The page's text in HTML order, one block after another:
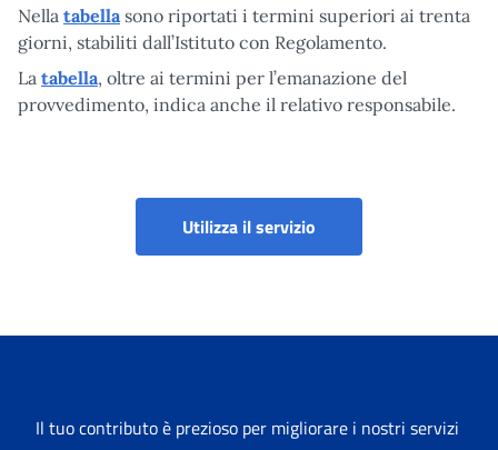
Nella tabella sono riportati i termini superiori ai trenta
giorni, stabiliti dall’Istituto con Regolamento.
La tabella, oltre ai termini per l’emanazione del
provvedimento, indica anche il relativo responsabile.
Utilizza il servizio
Il tuo contributo è prezioso per migliorare i nostri servizi